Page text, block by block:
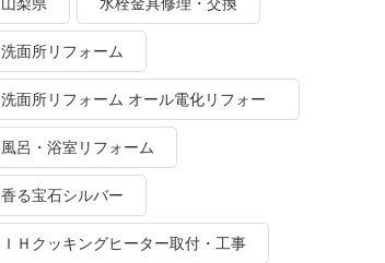
洗面所リフォーム
洗面所リフォーム オール電化リフォー
ム
風呂・浴室リフォーム
香る宝石シルバー
ＩＨクッキングヒーター取付・工事